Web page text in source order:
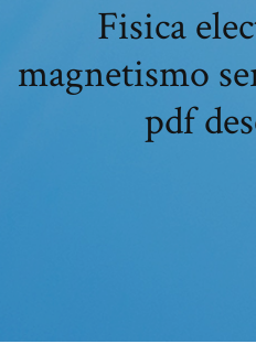
Fisica
magnetismo
pdf